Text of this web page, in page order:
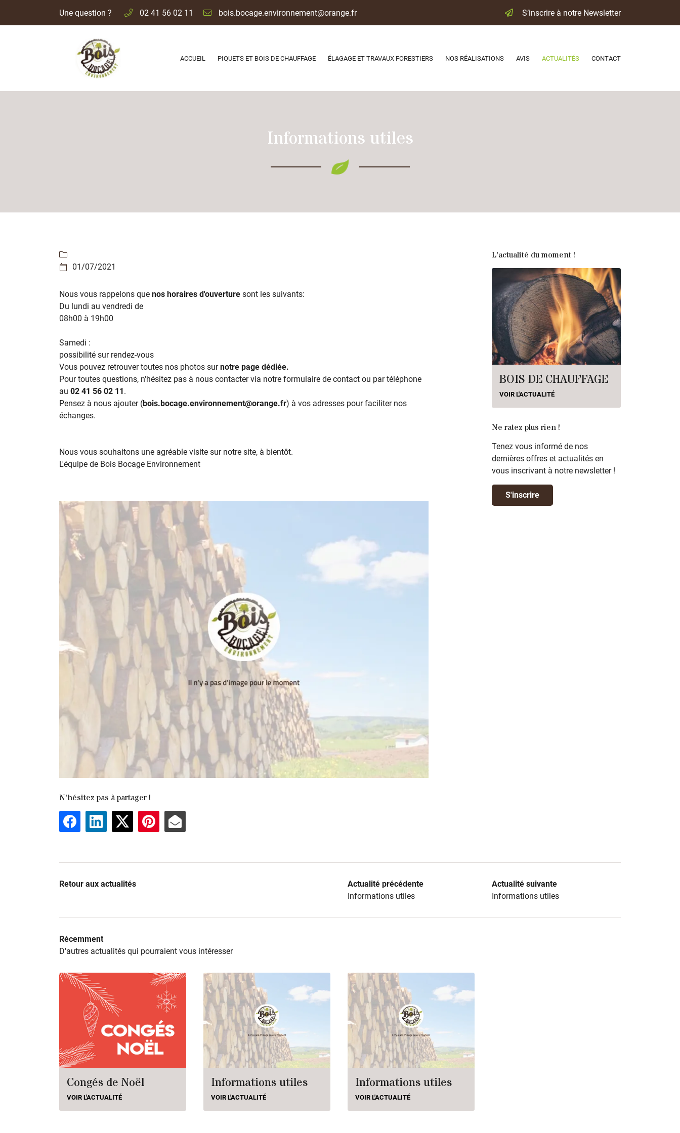
Une question ? 02 41 56 02 11 S’inscrire à notre Newsletter
ACCUEIL PIQUETS ET BOIS DE CHAUFFAGE ÉLAGAGE ET TRAVAUX FORESTIERS NOS RÉALISATIONS AVIS ACTUALITÉS CONTACT
Rafraîchir le captcha
En cochant cette case, vous consentez à recevoir nos propositions commerciales à
Inscription
Informations utiles


01/07/2021
Nous vous rappelons que nos horaires d'ouverture sont les suivants:
Du lundi au vendredi de
08h00 à 19h00
Samedi :
possibilité sur rendez-vous
Vous pouvez retrouver toutes nos photos surnotre page dédiée.
Pour toutes questions, n'hésitez pas à nous contacter via notre formulaire de contact ou par téléphone
au 02 41 56 02 11.
Pensez à nous ajouter (bois.bocage.environnement@orange.fr) à vos adresses pour faciliter nos
échanges.
Nous vous souhaitons une agréable visite sur notre site, à bientôt.
L'équipe de Bois Bocage Environnement
N'hésitez pas à partager !
L'actualité du moment !
BOIS DE CHAUFFAGE
VOIR L'ACTUALITÉ
Ne ratez plus rien !
Tenez vous informé de nos
dernières offres et actualités en
vous inscrivant à notre newsletter !
S'inscrire
Retour aux actualités
Actualité précédente
Informations utiles
Actualité suivante
Informations utiles
Récemment
D'autres actualités qui pourraient vous intéresser
Congés de Noël
VOIR L'ACTUALITÉ
Informations utiles
VOIR L'ACTUALITÉ
Informations utiles
VOIR L'ACTUALITÉ